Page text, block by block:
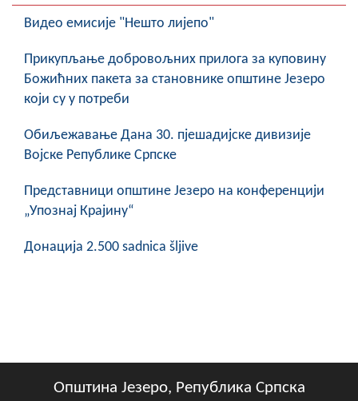
ПРИВРЕДА
Пољопривреда
Туризам
Спорт
Видео емисије "Нешто лијепо"
Прикупљање добровољних прилога за куповину
Божићних пакета за становнике општине Језеро
који су у потреби
Обиљежавање Данa 30. пјешадијске дивизије
Војске Републике Српске
Представници општине Језеро на конференцији
„Упознај Крајину“
Донација 2.500 sadnica šljive
Општина Језеро, Република Српска